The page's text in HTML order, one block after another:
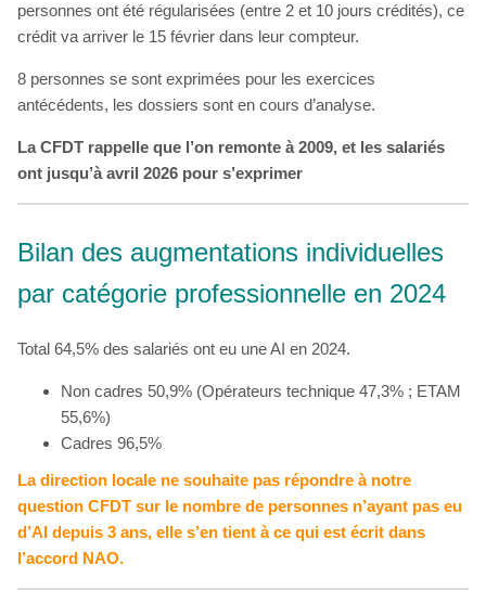
personnes ont été régularisées (entre 2 et 10 jours crédités), ce
crédit va arriver le 15 février dans leur compteur.
8 personnes se sont exprimées pour les exercices
antécédents, les dossiers sont en cours d’analyse.
La CFDT rappelle que l’on remonte à 2009, et les salariés
ont jusqu’à avril 2026 pour s’exprimer
Bilan des augmentations individuelles
par catégorie professionnelle en 2024
Total 64,5% des salariés ont eu une AI en 2024.
Non cadres 50,9% (Opérateurs technique 47,3% ; ETAM
55,6%)
Cadres 96,5%
La direction locale ne souhaite pas répondre à notre
question CFDT sur le nombre de personnes n’ayant pas eu
d’AI depuis 3 ans, elle s’en tient à ce qui est écrit dans
l’accord NAO.